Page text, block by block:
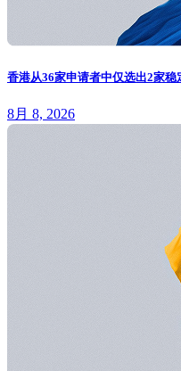
香港从36家申请者中仅选出2家
8月 8, 2026